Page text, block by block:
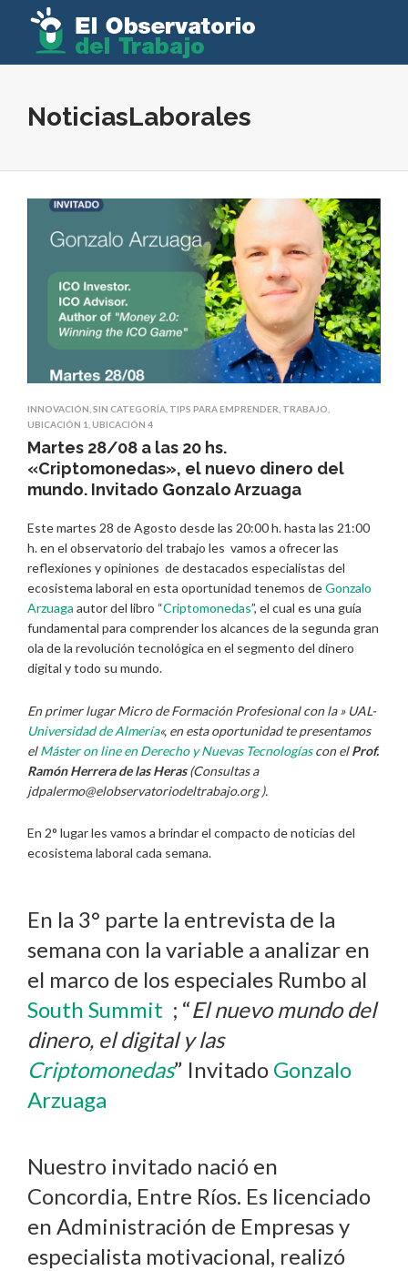
NoticiasLaborales
INNOVACIÓN SIN CATEGORÍA TIPS PARA EMPRENDER TRABAJO
UBICACIÓN 1 UBICACIÓN 4
Martes 28/08 a las 20 hs.
«Criptomonedas», el nuevo dinero del
mundo. Invitado Gonzalo Arzuaga
Este martes 28 de Agosto desde las 20:00 h. hasta las 21:00
h. en el observatorio del trabajo les vamos a ofrecer las
reflexiones y opiniones de destacados especialistas del
ecosistema laboral en esta oportunidad tenemos deGonzalo
Arzuaga autor del libro “Criptomonedas”, el cual es una guía
fundamental para comprender los alcances de la segunda gran
ola de la revolución tecnológica en el segmento del dinero
digital y todo su mundo.
En primer lugar Micro de Formación Profesional con la » UAL-
Universidad de Almería«, en esta oportunidad te presentamos
elMáster on line en Derecho y Nuevas Tecnologíascon elProf.
Ramón Herrera de las Heras(Consultas a
jdpalermo@elobservatoriodeltrabajo.org ).
En 2° lugar les vamos a brindar el compacto de noticias del
ecosistema laboral cada semana.
En la 3° parte la entrevista de la
semana con la variable a analizar en
el marco de los especiales Rumbo al
South Summit ; “El nuevo mundo del
dinero, el digital y las
Criptomonedas” Invitado Gonzalo
Arzuaga
Nuestro invitado nació en
Concordia, Entre Ríos. Es licenciado
en Administración de Empresas y
especialista motivacional, realizó